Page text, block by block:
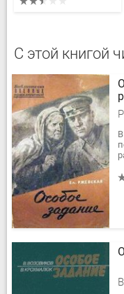
С этой книгой